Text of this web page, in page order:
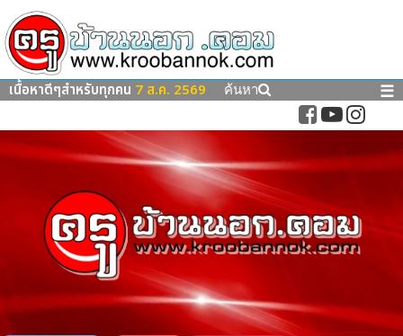
เนื้อหาดีๆสำหรับทุกคน 7 ส.ค. 2569 ค้นหา ☰